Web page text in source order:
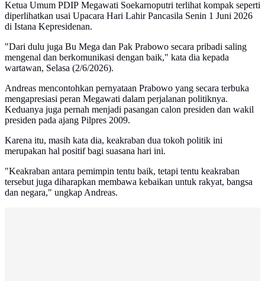
Ketua Umum PDIP Megawati Soekarnoputri terlihat kompak seperti
diperlihatkan usai Upacara Hari Lahir Pancasila Senin 1 Juni 2026
di Istana Kepresidenan.
"Dari dulu juga Bu Mega dan Pak Prabowo secara pribadi saling
mengenal dan berkomunikasi dengan baik," kata dia kepada
wartawan, Selasa (2/6/2026).
Andreas mencontohkan pernyataan Prabowo yang secara terbuka
mengapresiasi peran Megawati dalam perjalanan politiknya.
Keduanya juga pernah menjadi pasangan calon presiden dan wakil
presiden pada ajang Pilpres 2009.
Karena itu, masih kata dia, keakraban dua tokoh politik ini
merupakan hal positif bagi suasana hari ini.
"Keakraban antara pemimpin tentu baik, tetapi tentu keakraban
tersebut juga diharapkan membawa kebaikan untuk rakyat, bangsa
dan negara," ungkap Andreas.